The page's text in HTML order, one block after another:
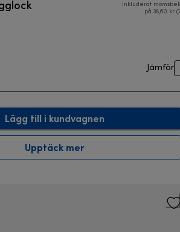
Inkluderat
på 38,60 kr
Jämför
Lägg till i kundvagnen
Upptäck mer